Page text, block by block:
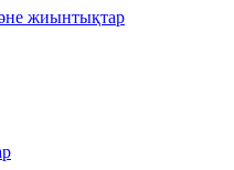
жиынтықтар